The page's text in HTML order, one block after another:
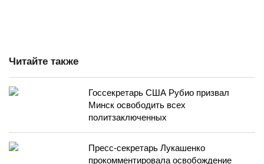
Читайте также
Госсекретарь США Рубио призвал
Минск освободить всех
политзаключенных
Пресс-секретарь Лукашенко
прокомментировала освобождение